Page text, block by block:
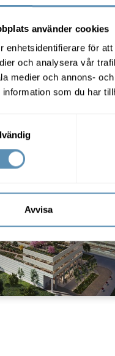
använder cookies
enhetsidentifierare för
och analysera vår
medier och annons-
information som du har
Avvisa